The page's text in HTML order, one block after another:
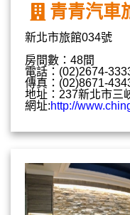
青青汽車
新北市旅館034號
房間數：48間
電話：(02)2674-
傳真：(02)8671-
地址：237新北市三
網址:http://